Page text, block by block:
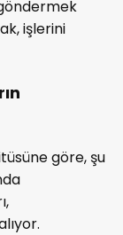
işlerini
göre, şu